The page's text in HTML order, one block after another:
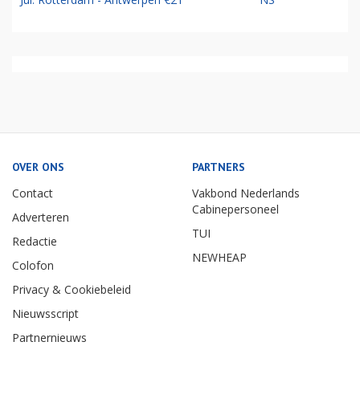
OVER ONS
Contact
Adverteren
Redactie
Colofon
Privacy & Cookiebeleid
Nieuwsscript
Partnernieuws
PARTNERS
Vakbond Nederlands
Cabinepersoneel
TUI
NEWHEAP